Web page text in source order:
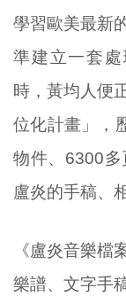
學習歐美最新
準建立一套
時，黃均人便
位化計畫」，
物件、6300
盧炎的手稿、
《盧炎音樂檔
樂譜、文字手